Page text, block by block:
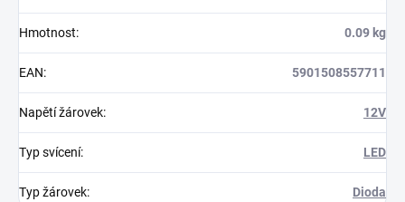
Hmotnost: 0.09 kg
EAN: 5901508557711
Napětí žárovek: 12V
Typ svícení: LED
Typ žárovek: Dioda